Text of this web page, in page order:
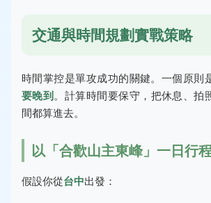
交通與時間規劃實戰策略
時間掌控是單攻成功的關鍵。一個原則
要晚到。計算時間要保守，把休息、拍
間都算進去。
以「合歡山主東峰」一日行
假設你從台中出發：